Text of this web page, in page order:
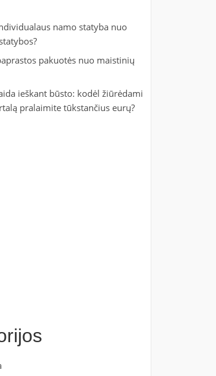
namo statyba nuo
pakuotės nuo maistinių
ieškant būsto: kodėl žiūrėdami
pralaimite tūkstančius eurų?